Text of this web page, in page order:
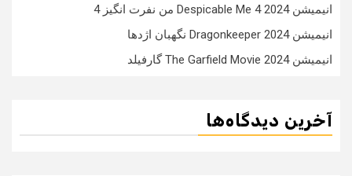
انیمیشن Despicable Me 4 2024 من نفرت انگیز 4
انیمیشن Dragonkeeper 2024 نگهبان اژدها
انیمیشن The Garfield Movie 2024 گارفیلد
آخرین دیدگاه‌ها